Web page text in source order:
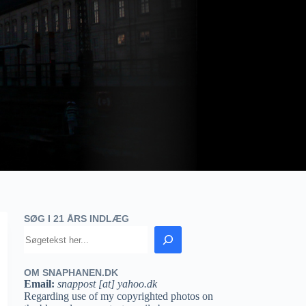
SØG I 21 ÅRS INDLÆG
OM SNAPHANEN.DK
Email: snappost [at] yahoo.dk
Regarding use of my copyrighted photos on